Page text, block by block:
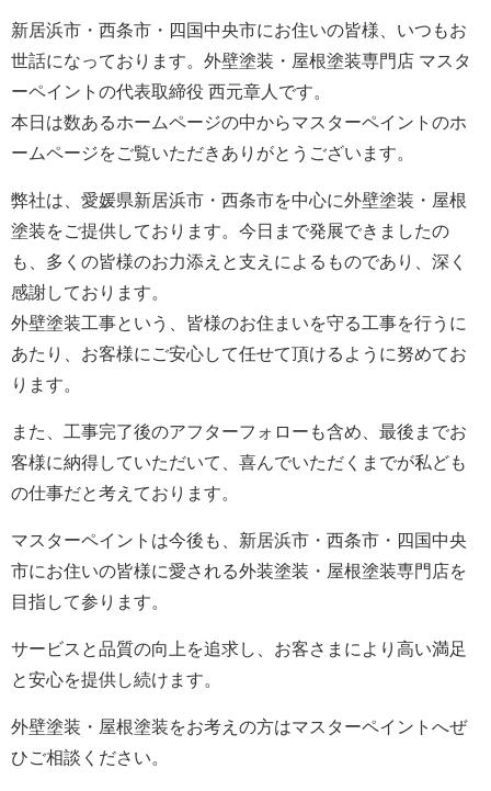
新居浜市・西条市・四国中央市にお住いの皆様、いつもお
世話になっております。外壁塗装・屋根塗装専門店 マスタ
ーペイントの代表取締役 西元章人です。
本日は数あるホームページの中からマスターペイントのホ
ームページをご覧いただきありがとうございます。
弊社は、愛媛県新居浜市・西条市を中心に外壁塗装・屋根
塗装をご提供しております。今日まで発展できましたの
も、多くの皆様のお力添えと支えによるものであり、深く
感謝しております。
外壁塗装工事という、皆様のお住まいを守る工事を行うに
あたり、お客様にご安心して任せて頂けるように努めてお
ります。
また、工事完了後のアフターフォローも含め、最後までお
客様に納得していただいて、喜んでいただくまでが私ども
の仕事だと考えております。
マスターペイントは今後も、新居浜市・西条市・四国中央
市にお住いの皆様に愛される外装塗装・屋根塗装専門店を
目指して参ります。
サービスと品質の向上を追求し、お客さまにより高い満足
と安心を提供し続けます。
外壁塗装・屋根塗装をお考えの方はマスターペイントへぜ
ひご相談ください。